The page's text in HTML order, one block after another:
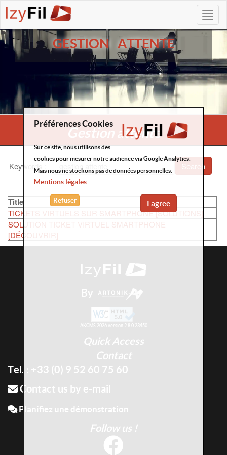
GESTION ATTENTE
Gestion attente
Keywords Search
Title
TICKETS VIRTUELS SUR SMARTPHONE [SOLUTIONS]
SOLUTION TICKET VIRTUEL SMARTPHONE
[DÉCOUVRIR]
By
AKCMS 2026 version 2.8.0.23450
Quick Access
Contact
Tel. : +33 (0) 9 52 60 75 60
Contact us by e-mail
Planifiez une démonstration
Follow us !
Préférences Cookies
Sur ce site, nous utilisons des
cookies pour mesurer notre audience via Google Analytics.
Mais nous ne stockons pas de données personnelles.
Mentions légales
I agree
Refuser